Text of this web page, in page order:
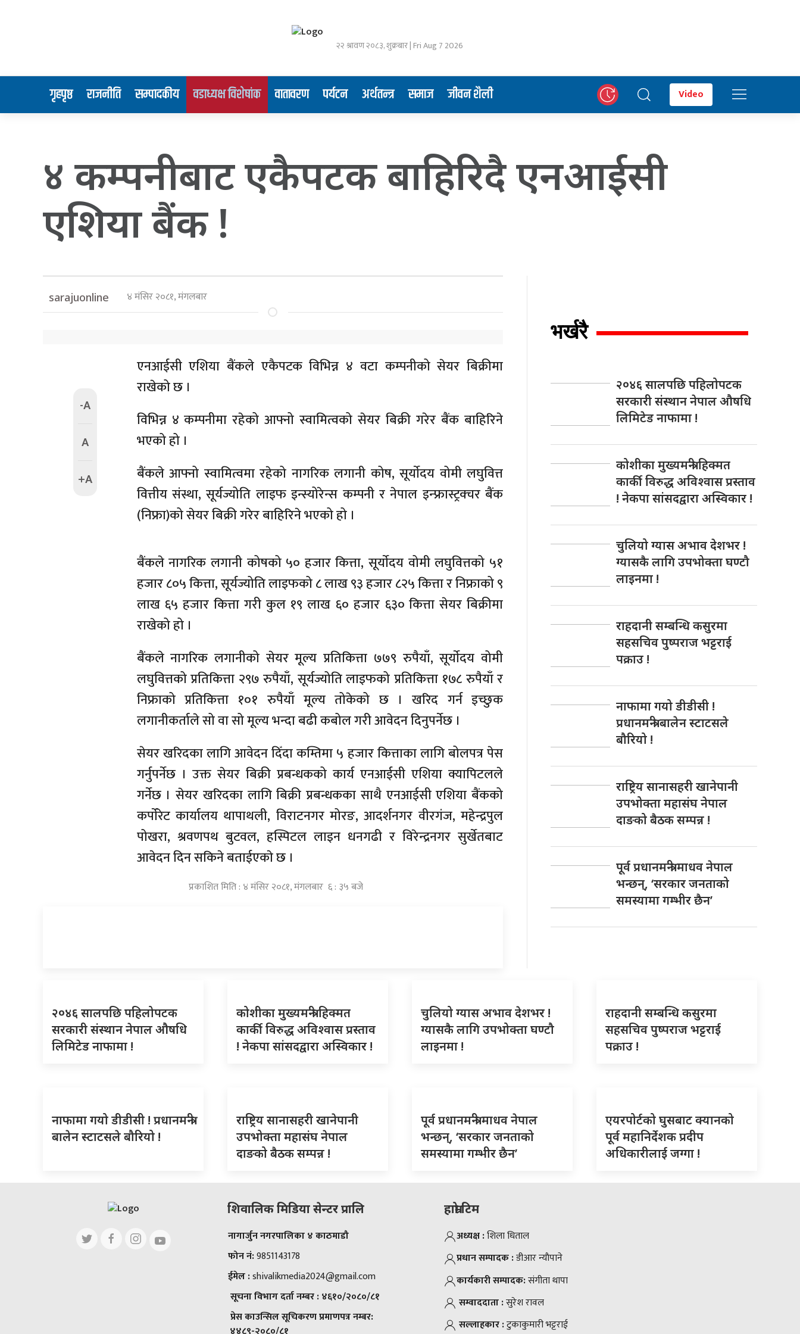
२२ श्रावण २०८३, शुक्रबार | Fri Aug 7 2026
गृहपृष्ठ राजनीति सम्पादकीय वडाध्यक्ष विशेषांक वातावरण पर्यटन अर्थतन्त्र समाज जीवन शैली Video
४ कम्पनीबाट एकैपटक बाहिरिदै एनआईसी
एशिया बैंक !
sarajuonline ४ मंसिर २०८१, मंगलबार
-A
A
+A
एनआईसी एशिया बैंकले एकैपटक विभिन्न ४ वटा कम्पनीको सेयर बिक्रीमा
राखेको छ ।
विभिन्न ४ कम्पनीमा रहेको आफ्नो स्वामित्वको सेयर बिक्री गरेर बैंक बाहिरिने
भएको हो ।
बैंकले आफ्नो स्वामित्वमा रहेको नागरिक लगानी कोष, सूर्याेदय वोमी लघुवित्त
वित्तीय संस्था, सूर्यज्योति लाइफ इन्स्योरेन्स कम्पनी र नेपाल इन्फ्रास्ट्रक्चर बैंक
(निफ्रा)को सेयर बिक्री गरेर बाहिरिने भएको हो ।
बैंकले नागरिक लगानी कोषको ५० हजार कित्ता, सूर्याेदय वोमी लघुवित्तको ५१
हजार ८०५ कित्ता, सूर्यज्योति लाइफको ८ लाख ९३ हजार ८२५ कित्ता र निफ्राको ९
लाख ६५ हजार कित्ता गरी कुल १९ लाख ६० हजार ६३० कित्ता सेयर बिक्रीमा
राखेको हो ।
बैंकले नागरिक लगानीको सेयर मूल्य प्रतिकित्ता ७७९ रुपैयाँ, सूर्याेदय वोमी
लघुवित्तको प्रतिकित्ता २९७ रुपैयाँ, सूर्यज्योति लाइफको प्रतिकित्ता १७८ रुपैयाँ र
निफ्राको प्रतिकित्ता १०१ रुपैयाँ मूल्य तोकेको छ । खरिद गर्न इच्छुक
लगानीकर्ताले सो वा सो मूल्य भन्दा बढी कबोल गरी आवेदन दिनुपर्नेछ ।
सेयर खरिदका लागि आवेदन दिँदा कम्तिमा ५ हजार कित्ताका लागि बोलपत्र पेस
गर्नुपर्नेछ । उक्त सेयर बिक्री प्रबन्धकको कार्य एनआईसी एशिया क्यापिटलले
गर्नेछ । सेयर खरिदका लागि बिक्री प्रबन्धकका साथै एनआईसी एशिया बैंकको
कर्पाेरेट कार्यालय थापाथली, विराटनगर मोरङ, आदर्शनगर वीरगंज, महेन्द्रपुल
पोखरा, श्रवणपथ बुटवल, हस्पिटल लाइन धनगढी र विरेन्द्रनगर सुर्खेतबाट
आवेदन दिन सकिने बताईएकाे छ ।
प्रकाशित मिति : ४ मंसिर २०८१, मंगलबार ६ : ३५ बजे
भर्खरै
२०४६ सालपछि पहिलोपटक
सरकारी संस्थान नेपाल औषधि
लिमिटेड नाफामा !
कोशीका मुख्यमन्त्री हिक्मत
कार्की विरुद्ध अविश्वास प्रस्ताव
! नेकपा सांसदद्वारा अस्विकार !
चुलियो ग्यास अभाव देशभर !
ग्यासकै लागि उपभोक्ता घण्टौ
लाइनमा !
राहदानी सम्बन्धि कसुरमा
सहसचिव पुष्पराज भट्टराई
पक्राउ !
नाफामा गयो डीडीसी !
प्रधानमन्त्री बालेन स्टाटसले
बौरियो !
राष्ट्रिय सानासहरी खानेपानी
उपभोक्ता महासंघ नेपाल
दाङको बैठक सम्पन्न !
पूर्व प्रधानमन्त्री माधव नेपाल
भन्छन्, ‘सरकार जनताको
समस्यामा गम्भीर छैन’
२०४६ सालपछि पहिलोपटक
सरकारी संस्थान नेपाल औषधि
लिमिटेड नाफामा !
कोशीका मुख्यमन्त्री हिक्मत
कार्की विरुद्ध अविश्वास प्रस्ताव
! नेकपा सांसदद्वारा अस्विकार !
चुलियो ग्यास अभाव देशभर !
ग्यासकै लागि उपभोक्ता घण्टौ
लाइनमा !
राहदानी सम्बन्धि कसुरमा
सहसचिव पुष्पराज भट्टराई
पक्राउ !
नाफामा गयो डीडीसी ! प्रधानमन्त्री
बालेन स्टाटसले बौरियो !
राष्ट्रिय सानासहरी खानेपानी
उपभोक्ता महासंघ नेपाल
दाङको बैठक सम्पन्न !
पूर्व प्रधानमन्त्री माधव नेपाल
भन्छन्, ‘सरकार जनताको
समस्यामा गम्भीर छैन’
एयरपोर्टको घुसबाट क्यानको
पूर्व महानिर्देशक प्रदीप
अधिकारीलाई जग्गा !
शिवालिक मिडिया सेन्टर प्रालि
नागार्जुन नगरपालिका ४ काठमाडौ
फोन नं:9851143178
ईमेल :shivalikmedia2024@gmail.com
सूचना विभाग दर्ता नम्बर :४६१०/२०८०/८१
प्रेस काउन्सिल सूचिकरण प्रमाणपत्र नम्बर:
हाम्रो टिम
अध्यक्ष :शिला धिताल
प्रधान सम्पादक :डीआर न्याैपाने
कार्यकारी सम्पादक:संगीता थापा
सम्वाददाता :सुरेश रावल
सल्लाहकार :टुकाकुमारी भट्टराई